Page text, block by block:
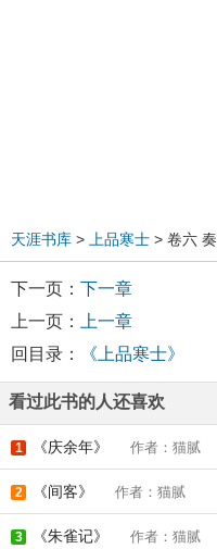
天涯书库 > 上品寒士 > 卷六
下一页： 下一章
上一页：
上一章
回目录：
《上品寒士》
看过此书的人还喜欢
1 《庆余年》 作者：猫腻
2 《间客》 作者：猫腻
3 《朱雀记》 作者：猫腻